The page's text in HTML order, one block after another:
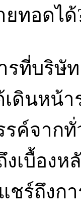
ยทอดได้
รที่บริษั
ดินหน้
รค์จาก
เบื้องห
ชร์ถึงก